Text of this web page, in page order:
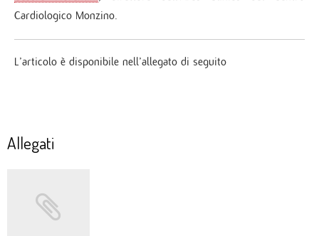
Cardiologico Monzino.
L’articolo è disponibile nell’allegato di seguito
Allegati